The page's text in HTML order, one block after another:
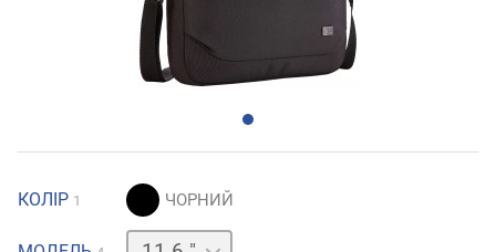
КОЛІР 1
14 " 15.6 "17.3 "